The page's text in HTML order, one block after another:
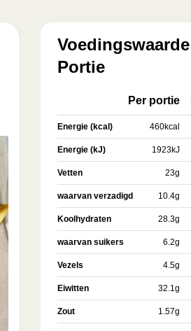
Portie
Per portie
Energie (kcal) 460kcal
Energie (kJ) 1923kJ
Vetten 23g
waarvan verzadigd 10.4g
Koolhydraten 28.3g
waarvan suikers 6.2g
Vezels 4.5g
Eiwitten 32.1g
Zout 1.57g